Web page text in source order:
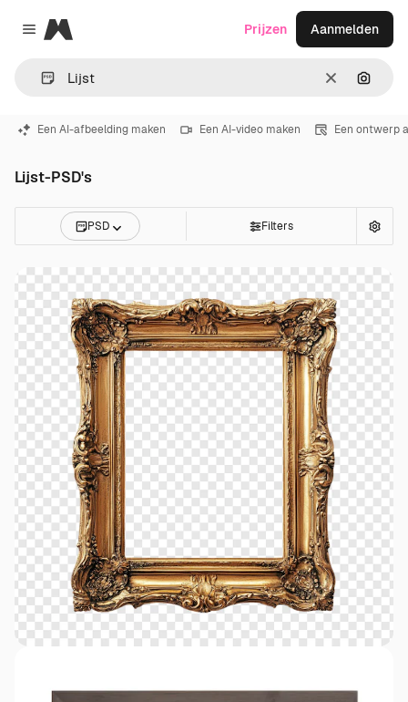
Close menu
Magnific
Wissen
Prijzen Aanmelden
Een AI-afbeelding maken Een AI-video maken Een ontwerp
Lijst-PSD's
PSD Filters